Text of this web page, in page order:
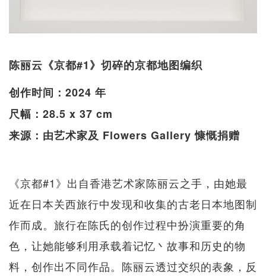
陈丽云《京都#1》切碎的京都地图编织
创作时间：2024 年
尺幅：28.5 x 37 cm
来源：由艺术家及 Flowers Gallery 慷慨捐赠
《京都#1》出自香港艺术家陈丽云之手，由她最
近在日本关西旅行中发现和收集的古老日本地图制
作而成。旅行在陈氏的创作过程中扮演重要的角
色，让她能够利用承载着记忆丶故事和历史的物
料，创作出不同作品。陈丽云透过交织的表象，反